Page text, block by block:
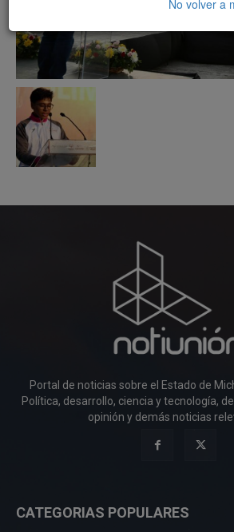
Portal de noticias sobre el Estado de
Política, desarrollo, ciencia y tecnología,
opinión y demás noticias
CATEGORIAS POPULARES
No volver a